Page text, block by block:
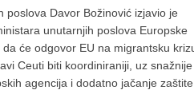
poslova Davor Božinović izjavio je
unutarnjih poslova Europske
će odgovor EU na migrantsku
Ceuti biti koordiniraniji, uz snažnije
agencija i dodatno jačanje zaštite